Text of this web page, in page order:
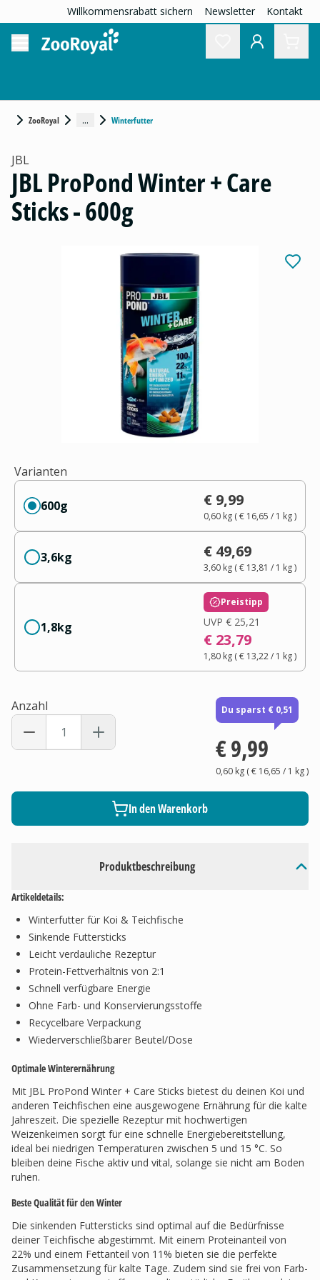
Willkommensrabatt sichern Newsletter Kontakt
ZooRoyal ... Winterfutter
Produktbeschreibung
Artikeldetails:
Winterfutter für Koi & Teichfische
Sinkende Futtersticks
Leicht verdauliche Rezeptur
Protein-Fettverhältnis von 2:1
Schnell verfügbare Energie
Ohne Farb- und Konservierungsstoffe
Recycelbare Verpackung
Wiederverschließbarer Beutel/Dose
Optimale Winterernährung
Mit JBL ProPond Winter + Care Sticks bietest du deinen Koi und
anderen Teichfischen eine ausgewogene Ernährung für die kalte
Jahreszeit. Die spezielle Rezeptur mit hochwertigen
Weizenkeimen sorgt für eine schnelle Energiebereitstellung,
ideal bei niedrigen Temperaturen zwischen 5 und 15 °C. So
bleiben deine Fische aktiv und vital, solange sie nicht am Boden
ruhen.
Beste Qualität für den Winter
Die sinkenden Futtersticks sind optimal auf die Bedürfnisse
deiner Teichfische abgestimmt. Mit einem Proteinanteil von
22% und einem Fettanteil von 11% bieten sie die perfekte
Zusammensetzung für kalte Tage. Zudem sind sie frei von Farb-
JBL
JBL ProPond Winter + Care
Sticks - 600g
Varianten
600g € 9,99
0,60 kg(€ 16,65 / 1 kg)
3,6kg € 49,69
3,60 kg(€ 13,81 / 1 kg)
1,8kg
Preistipp
UVP € 25,21
€ 23,79
1,80 kg(€ 13,22/ 1 kg)
Anzahl Du sparst € 0,51
€ 9,99
0,60 kg(€ 16,65 / 1 kg)
In den Warenkorb